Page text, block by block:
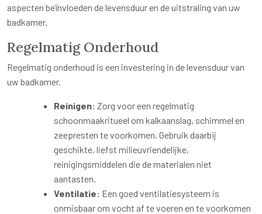
aspecten beïnvloeden de levensduur en de uitstraling van uw
badkamer.
Regelmatig Onderhoud
Regelmatig onderhoud is een investering in de levensduur van
uw badkamer.
Reinigen: Zorg voor een regelmatig
schoonmaakritueel om kalkaanslag, schimmel en
zeepresten te voorkomen. Gebruik daarbij
geschikte, liefst milieuvriendelijke,
reinigingsmiddelen die de materialen niet
aantasten.
Ventilatie: Een goed ventilatiesysteem is
onmisbaar om vocht af te voeren en te voorkomen